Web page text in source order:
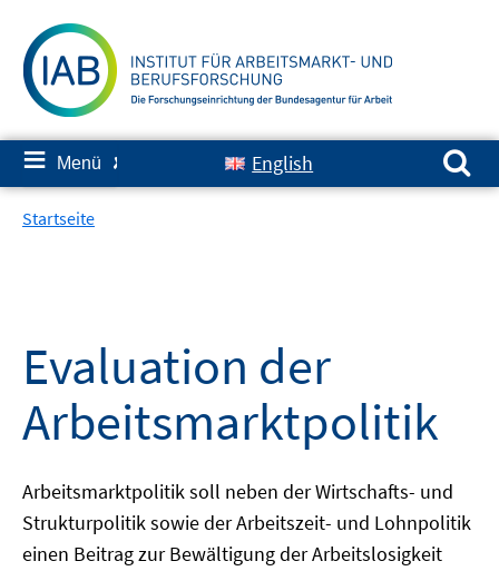
zum
Inhalt
≡ Menü ✘ English
Suchen nach:
Startseite
Evaluation der
Arbeitsmarktpolitik
Arbeitsmarktpolitik soll neben der Wirtschafts- und
Strukturpolitik sowie der Arbeitszeit- und Lohnpolitik
einen Beitrag zur Bewältigung der Arbeitslosigkeit